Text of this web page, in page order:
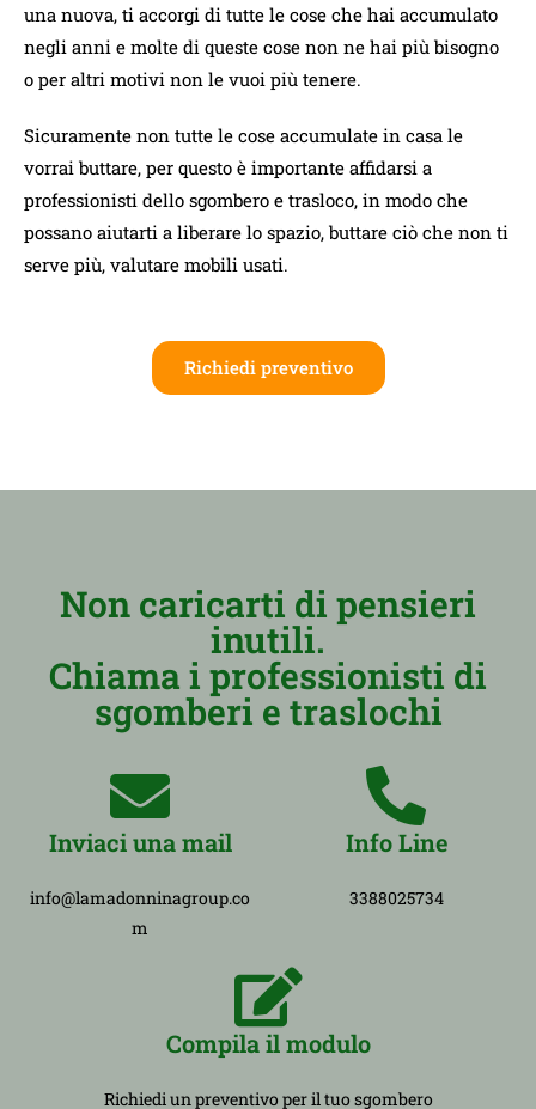
una nuova, ti accorgi di tutte le cose che hai accumulato
negli anni e molte di queste cose non ne hai più bisogno
o per altri motivi non le vuoi più tenere.
Sicuramente non tutte le cose accumulate in casa le
vorrai buttare, per questo è importante affidarsi a
professionisti dello sgombero e trasloco, in modo che
possano aiutarti a liberare lo spazio, buttare ciò che non ti
serve più, valutare mobili usati.
Richiedi preventivo
Non caricarti di pensieri
inutili.
Chiama i professionisti di
sgomberi e traslochi
Inviaci una mail
info@lamadonninagroup.co
m
Info Line
3388025734
Compila il modulo
Richiedi un preventivo per il tuo sgombero